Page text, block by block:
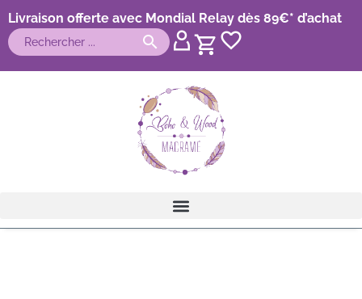
Livraison offerte avec Mondial Relay dès 89€* d’achat